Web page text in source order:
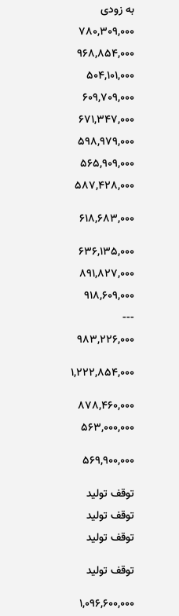
به زودی
780,309,000
968,854,000
504,101,000
609,709,000
671,347,000
598,979,000
565,909,000
587,428,000
618,683,000
636,135,000
891,827,000
918,609,000
---
983,226,000
1,222,854,000
878,460,000
563,000,000
569,900,000
توقف تولید
توقف تولید
توقف تولید
توقف تولید
1,096,600,000